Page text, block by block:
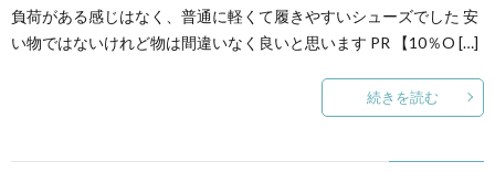
負荷がある感じはなく、普通に軽くて履きやすいシューズでした 安
い物ではないけれど物は間違いなく良いと思います PR 【10％O […]
続きを読む